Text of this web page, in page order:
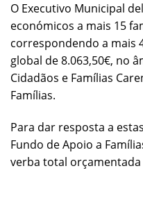
O Executivo Municipal
económicos a mais 15
correspondendo a mais
global de 8.063,50€, no
Cidadãos e Famílias
Famílias.
Para dar resposta a
Fundo de Apoio a
verba total orçamentada